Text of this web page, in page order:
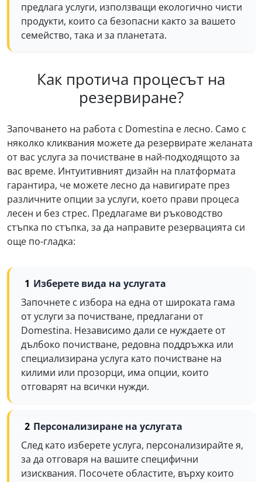
предлага услуги, използващи екологично чисти
продукти, които са безопасни както за вашето
семейство, така и за планетата.
Как протича процесът на
резервиране?
Започването на работа с Domestina е лесно. Само с
няколко кликвания можете да резервирате желаната
от вас услуга за почистване в най-подходящото за
вас време. Интуитивният дизайн на платформата
гарантира, че можете лесно да навигирате през
различните опции за услуги, което прави процеса
лесен и без стрес. Предлагаме ви ръководство
стъпка по стъпка, за да направите резервацията си
още по-гладка:
Изберете вида на услугата
Започнете с избора на една от широката гама
от услуги за почистване, предлагани от
Domestina. Независимо дали се нуждаете от
дълбоко почистване, редовна поддръжка или
специализирана услуга като почистване на
килими или прозорци, има опции, които
отговарят на всички нужди.
Персонализиране на услугата
След като изберете услуга, персонализирайте я,
за да отговаря на вашите специфични
изисквания. Посочете областите, върху които